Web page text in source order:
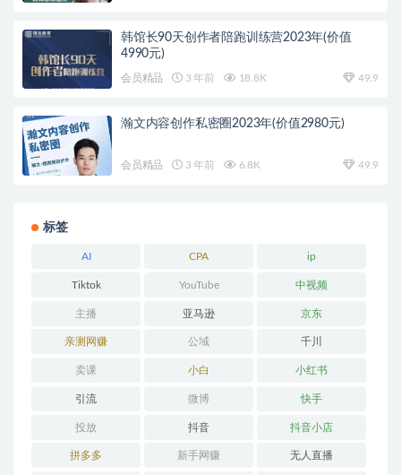
韩馆长90天创作者陪跑训练营2023年(价值
4990元)
会员精品 3 年前 18.8K 49.9
瀚文内容创作私密圈2023年(价值2980元)
会员精品 3 年前 6.8K 49.9
标签
AI CPA ip
Tiktok YouTube 中视频
主播 亚马逊 京东
亲测网赚 公域 千川
卖课 小白 小红书
引流 微博 快手
投放 抖音 抖音小店
拼多多 新手网赚 无人直播